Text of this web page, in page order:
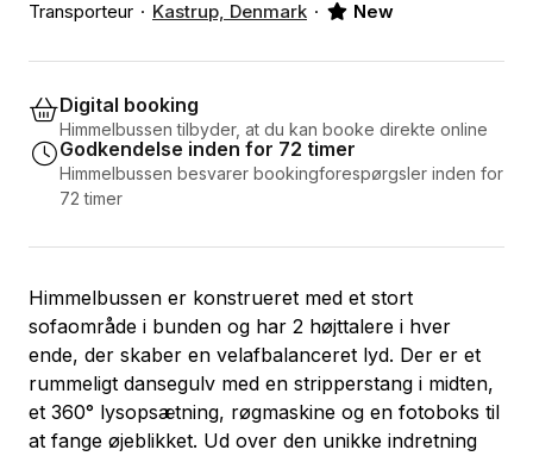
Transporteur Kastrup, Denmark New
Digital booking
Himmelbussen tilbyder, at du kan booke direkte online
Godkendelse inden for 72 timer
Himmelbussen besvarer bookingforespørgsler inden for
72 timer
Himmelbussen er konstrueret med et stort
sofaområde i bunden og har 2 højttalere i hver
ende, der skaber en velafbalanceret lyd. Der er et
rummeligt dansegulv med en stripperstang i midten,
et 360° lysopsætning, røgmaskine og en fotoboks til
at fange øjeblikket. Ud over den unikke indretning